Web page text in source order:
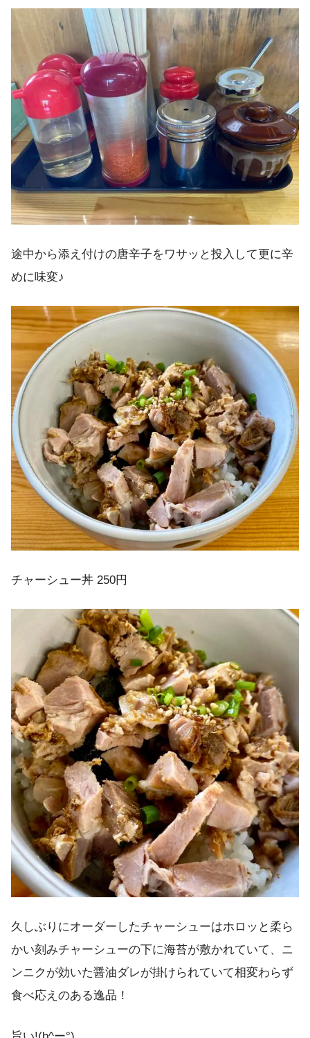
途中から添え付けの唐辛子をワサッと投入して更に辛
めに味変♪
チャーシュー丼 250円
久しぶりにオーダーしたチャーシューはホロッと柔ら
かい刻みチャーシューの下に海苔が敷かれていて、ニ
ンニクが効いた醤油ダレが掛けられていて相変わらず
食べ応えのある逸品！